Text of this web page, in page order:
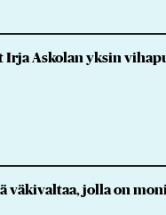
Askolan yksin
väkivaltaa, jolla on